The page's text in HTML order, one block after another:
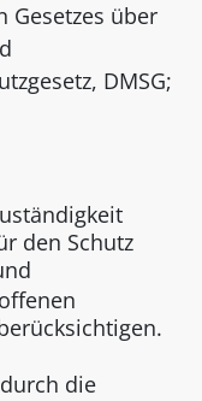
Gesetzes über
DMSG;
den Schutz
die